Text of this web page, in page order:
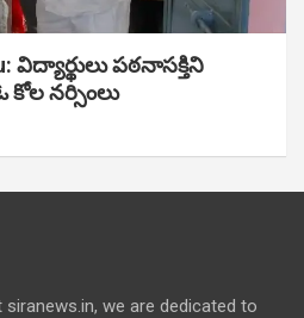
విద్యార్థులు పఠ‌నాసక్తిని
నర్సింలు
we are dedicated to